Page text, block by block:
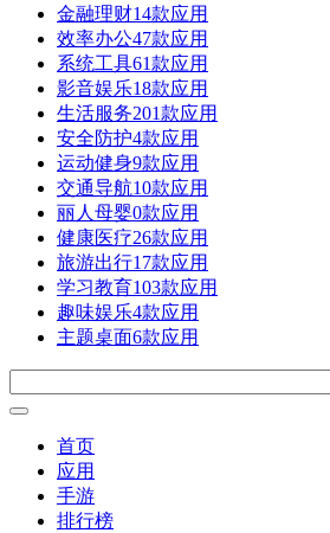
金融理财14款应用
效率办公47款应用
系统工具61款应用
影音娱乐18款应用
生活服务201款应用
安全防护4款应用
运动健身9款应用
交通导航10款应用
丽人母婴0款应用
健康医疗26款应用
旅游出行17款应用
学习教育103款应用
趣味娱乐4款应用
主题桌面6款应用
首页
应用
手游
排行榜